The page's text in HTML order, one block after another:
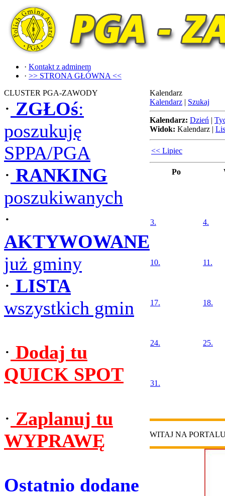
· Kontakt z adminem
· >> STRONA GŁÓWNA <<
CLUSTER PGA-ZAWODY
· ZGŁOś:
poszukuję
SPPA/PGA
· RANKING
poszukiwanych
·
AKTYWOWANE
już gminy
· LISTA
wszystkich gmin
· Dodaj tu
QUICK SPOT
· Zaplanuj tu
WYPRAWĘ
Ostatnio dodane
Kalendarz
Kalendarz | Szukaj
Kalendarz: Dzień |
Widok: Kalendarz |
<< Lipiec
Po
3. 4.
10. 11.
17. 18.
24. 25.
31.
WITAJ NA